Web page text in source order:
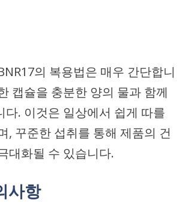
의 복용법은 매우 간단합니
캡슐을 충분한 양의 물과 함께
다. 이것은 일상에서 쉽게 따를
, 꾸준한 섭취를 통해 제품의 건
대화될 수 있습니다.
사항